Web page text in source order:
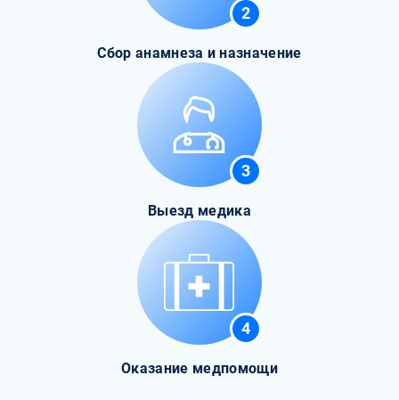
2
Сбор анамнеза и назначение
3
Выезд медика
4
Оказание медпомощи